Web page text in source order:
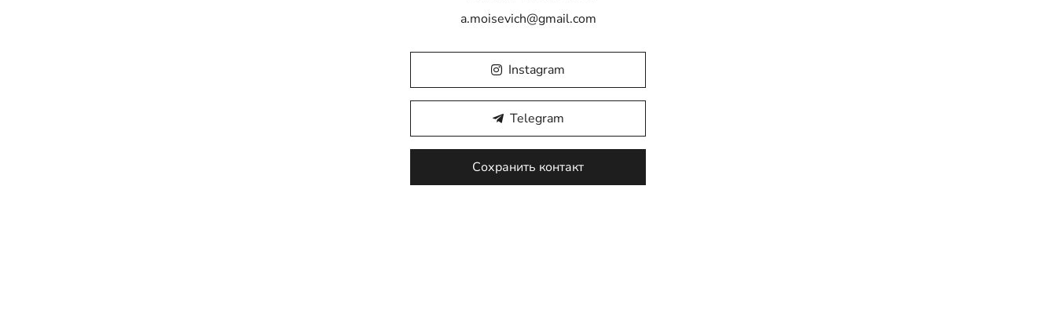
a.moisevich@gmail.com
Instagram
Telegram
Сохранить контакт